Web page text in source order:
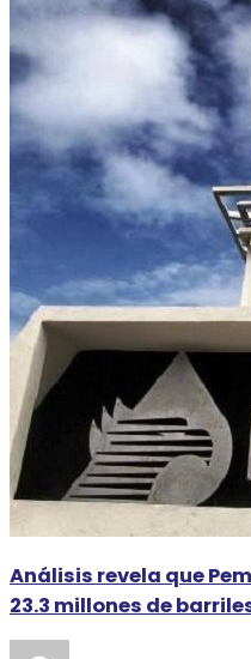
Análisis revela que
23.3 millones de